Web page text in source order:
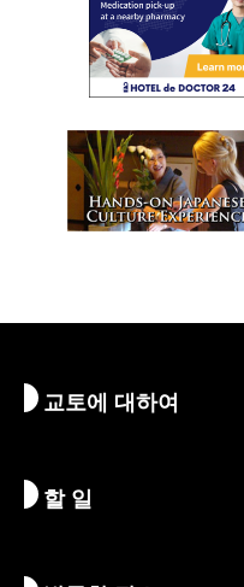
교토에 대하여
교토 알아보기
할 일